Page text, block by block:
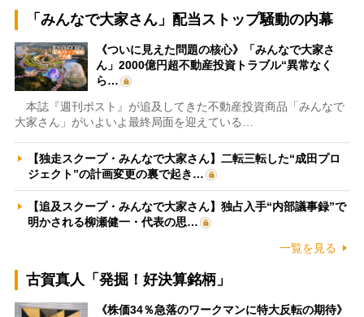
「みんなで大家さん」配当ストップ騒動の内幕
《ついに見えた問題の核心》「みんなで大家さ
ん」2000億円超不動産投資トラブル“異常なく
ら…
本誌『週刊ポスト』が追及してきた不動産投資商品「みんなで
大家さん」がいよいよ最終局面を迎えている…
【独走スクープ・みんなで大家さん】二転三転した“成田プロ
ジェクト”の計画変更の裏で起き…
【追及スクープ・みんなで大家さん】独占入手“内部議事録”で
明かされる柳瀬健一・代表の思…
一覧を見る
古賀真人「発掘！好決算銘柄」
《株価34％急落のワークマンに特大反転の期待》